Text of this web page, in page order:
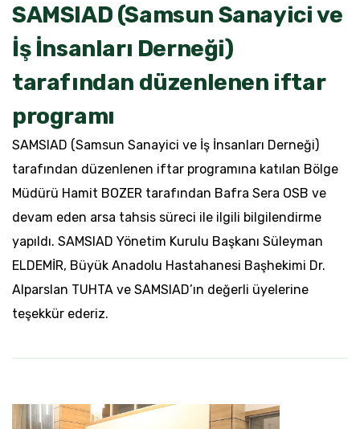
SAMSIAD (Samsun Sanayici ve
İş İnsanları Derneği)
tarafından düzenlenen iftar
programı
SAMSIAD (Samsun Sanayici ve İş İnsanları Derneği)
tarafından düzenlenen iftar programına katılan Bölge
Müdürü Hamit BOZER tarafından Bafra Sera OSB ve
devam eden arsa tahsis süreci ile ilgili bilgilendirme
yapıldı. SAMSIAD Yönetim Kurulu Başkanı Süleyman
ELDEMİR, Büyük Anadolu Hastahanesi Başhekimi Dr.
Alparslan TUHTA ve SAMSIAD’ın değerli üyelerine
teşekkür ederiz.